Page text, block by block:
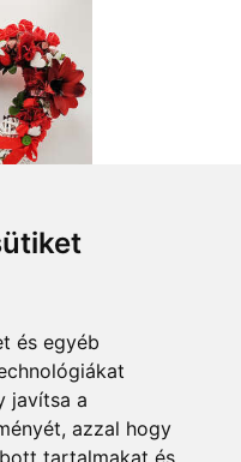
és egyéb
javítsa a
azzal hogy
tartalmakat és
methods